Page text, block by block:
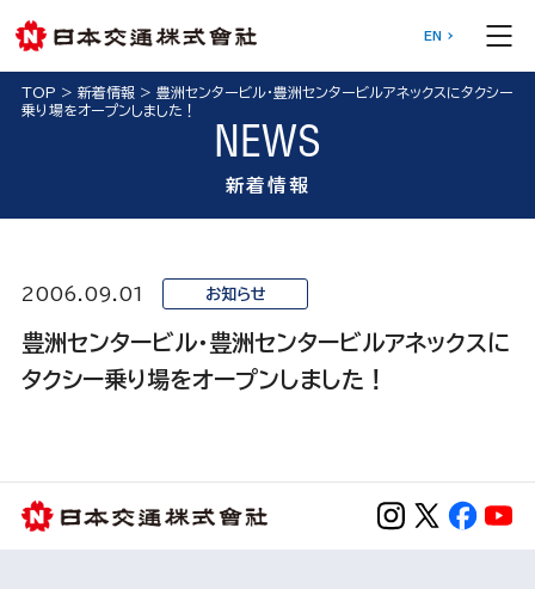
EN
TOP > 新着情報> 豊洲センタービル・豊洲センタービルアネックスにタクシー
乗り場をオープンしました！
NEWS
新着情報
2006.09.01 お知らせ
豊洲センタービル・豊洲センタービルアネックスに
タクシー乗り場をオープンしました！